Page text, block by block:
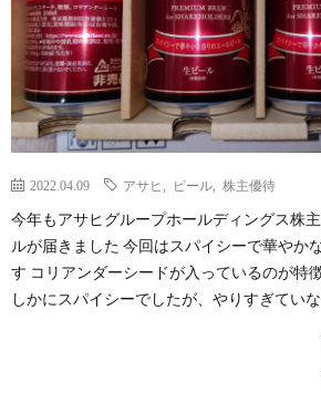
2022.04.09 アサヒ ビール 株主優待
今年もアサヒグループホールディングス株
ルが届きました 今回はスパイシーで華やか
す コリアンダーシードが入っているのが特
しかにスパイシーでしたが、やりすぎてい